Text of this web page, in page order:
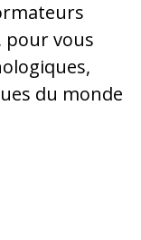
pour vous
du monde